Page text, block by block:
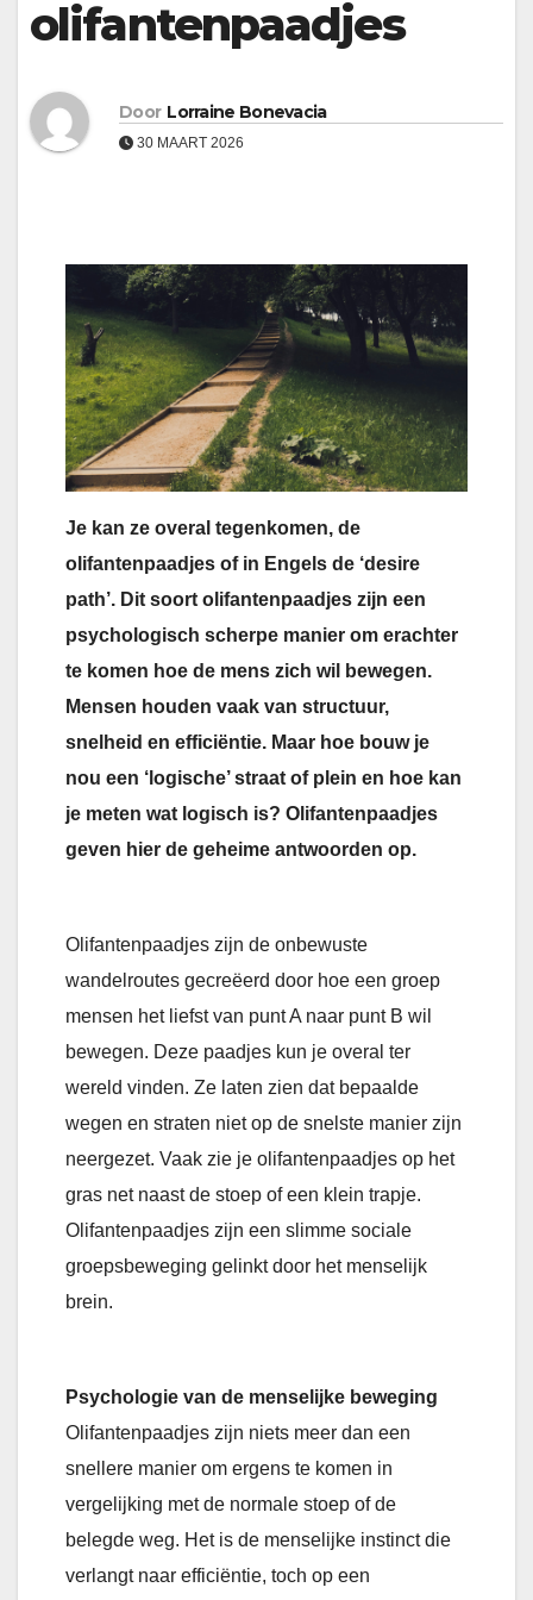
olifantenpaadjes
Door Lorraine Bonevacia
30 MAART 2026
Je kan ze overal tegenkomen, de
olifantenpaadjes of in Engels de ‘desire
path’. Dit soort olifantenpaadjes zijn een
psychologisch scherpe manier om erachter
te komen hoe de mens zich wil bewegen.
Mensen houden vaak van structuur,
snelheid en efficiëntie. Maar hoe bouw je
nou een ‘logische’ straat of plein en hoe kan
je meten wat logisch is? Olifantenpaadjes
geven hier de geheime antwoorden op.
Olifantenpaadjes zijn de onbewuste
wandelroutes gecreëerd door hoe een groep
mensen het liefst van punt A naar punt B wil
bewegen. Deze paadjes kun je overal ter
wereld vinden. Ze laten zien dat bepaalde
wegen en straten niet op de snelste manier zijn
neergezet. Vaak zie je olifantenpaadjes op het
gras net naast de stoep of een klein trapje.
Olifantenpaadjes zijn een slimme sociale
groepsbeweging gelinkt door het menselijk
brein.
Psychologie van de menselijke beweging
Olifantenpaadjes zijn niets meer dan een
snellere manier om ergens te komen in
vergelijking met de normale stoep of de
belegde weg. Het is de menselijke instinct die
verlangt naar efficiëntie, toch op een